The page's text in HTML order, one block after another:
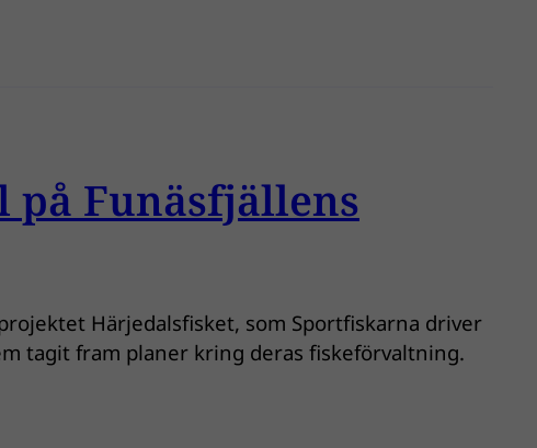
Funäsfjällens
Härjedalsfisket, som Sportfiskarna driver
tagit fram planer kring deras fiskeförvaltning.